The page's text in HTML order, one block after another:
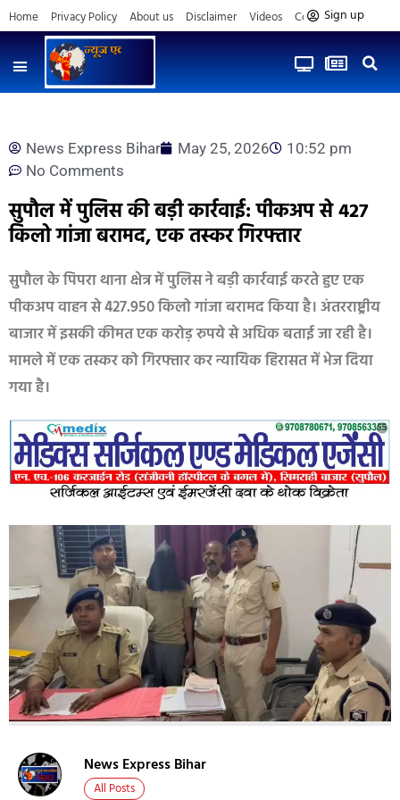
Home Privacy Policy About us Disclaimer Videos Contact us
Sign up
News Express Bihar May 25, 2026
10:52 pm
No Comments
सुपौल में पुलिस की बड़ी कार्रवाई: पीकअप से 427
किलो गांजा बरामद, एक तस्कर गिरफ्तार
सुपौल के पिपरा थाना क्षेत्र में पुलिस ने बड़ी कार्रवाई करते हुए एक
पीकअप वाहन से 427.950 किलो गांजा बरामद किया है। अंतरराष्ट्रीय
बाजार में इसकी कीमत एक करोड़ रुपये से अधिक बताई जा रही है।
मामले में एक तस्कर को गिरफ्तार कर न्यायिक हिरासत में भेज दिया
गया है।
News Express Bihar
All Posts